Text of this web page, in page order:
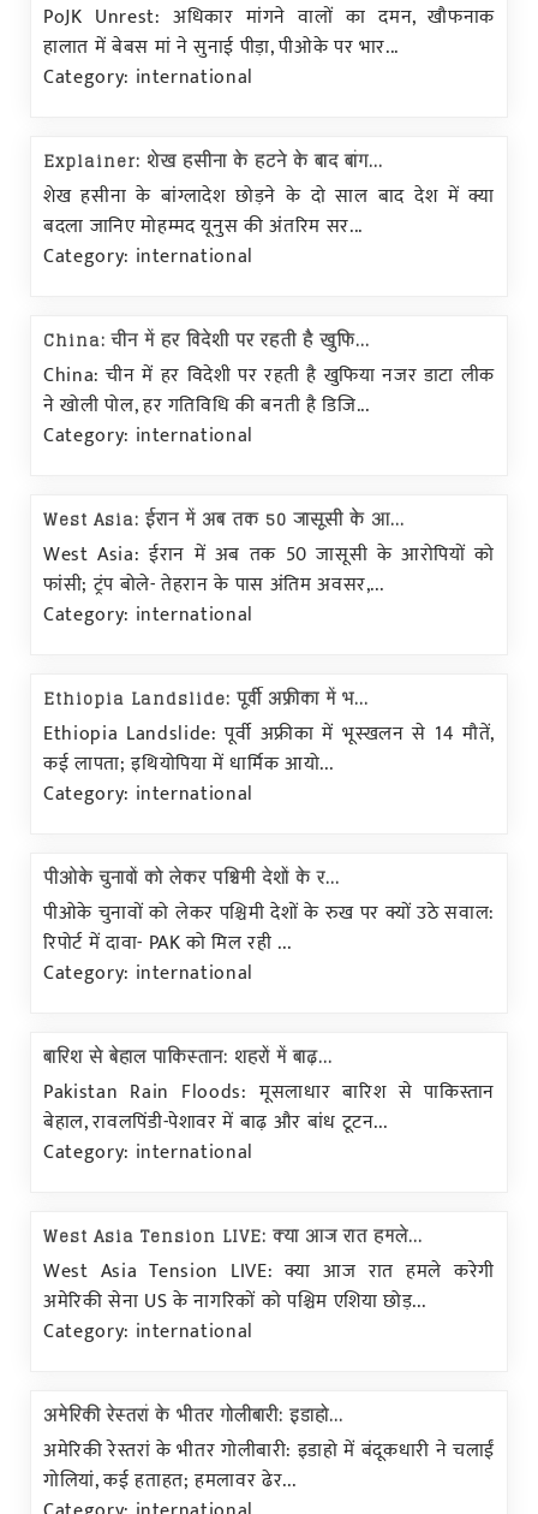
PoJK Unrest: अधिकार मांगने वालों का दमन, खौफनाक
हालात में बेबस मां ने सुनाई पीड़ा, पीओके पर भार...
Category: international
Explainer: शेख हसीना के हटने के बाद बांग...
शेख हसीना के बांग्लादेश छोड़ने के दो साल बाद देश में क्या
बदला जानिए मोहम्मद यूनुस की अंतरिम सर...
Category: international
China: चीन में हर विदेशी पर रहती है खुफि...
China: चीन में हर विदेशी पर रहती है खुफिया नजर डाटा लीक
ने खोली पोल, हर गतिविधि की बनती है डिजि...
Category: international
West Asia: ईरान में अब तक 50 जासूसी के आ...
West Asia: ईरान में अब तक 50 जासूसी के आरोपियों को
फांसी; ट्रंप बोले- तेहरान के पास अंतिम अवसर,...
Category: international
Ethiopia Landslide: पूर्वी अफ्रीका में भ...
Ethiopia Landslide: पूर्वी अफ्रीका में भूस्खलन से 14 मौतें,
कई लापता; इथियोपिया में धार्मिक आयो...
Category: international
पीओके चुनावों को लेकर पश्चिमी देशों के र...
पीओके चुनावों को लेकर पश्चिमी देशों के रुख पर क्यों उठे सवाल:
रिपोर्ट में दावा- PAK को मिल रही ...
Category: international
बारिश से बेहाल पाकिस्तान: शहरों में बाढ़...
Pakistan Rain Floods: मूसलाधार बारिश से पाकिस्तान
बेहाल, रावलपिंडी-पेशावर में बाढ़ और बांध टूटन...
Category: international
West Asia Tension LIVE: क्या आज रात हमले...
West Asia Tension LIVE: क्या आज रात हमले करेगी
अमेरिकी सेना US के नागरिकों को पश्चिम एशिया छोड़...
Category: international
अमेरिकी रेस्तरां के भीतर गोलीबारी: इडाहो...
अमेरिकी रेस्तरां के भीतर गोलीबारी: इडाहो में बंदूकधारी ने चलाईं
गोलियां, कई हताहत; हमलावर ढेर...